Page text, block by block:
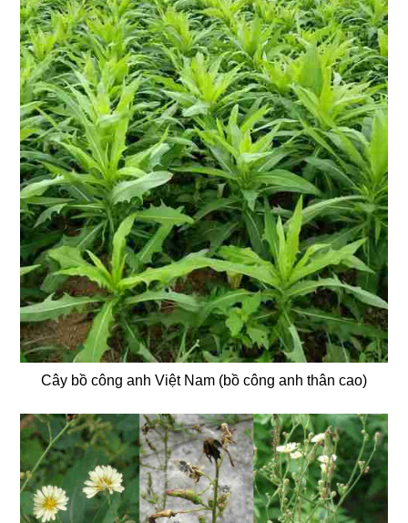
Cây bồ công anh Việt Nam (bồ công anh thân cao)